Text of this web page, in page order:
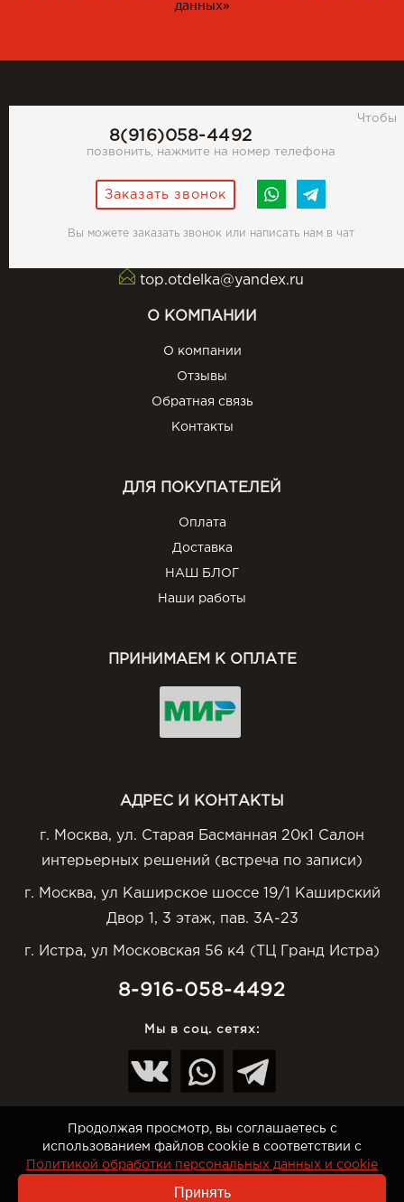
данных»
8(916)058-4492
Чтобы
позвонить, нажмите на номер телефона
Заказать звонок
Вы можете заказать звонок или написать нам в чат
top.otdelka@yandex.ru
О КОМПАНИИ
О компании
Отзывы
Обратная связь
Контакты
ДЛЯ ПОКУПАТЕЛЕЙ
Оплата
Доставка
НАШ БЛОГ
Наши работы
ПРИНИМАЕМ К ОПЛАТЕ
АДРЕС И КОНТАКТЫ
г. Москва, ул. Старая Басманная 20к1 Салон
интерьерных решений (встреча по записи)
г. Москва, ул Каширское шоссе 19/1 Каширский
Двор 1, 3 этаж, пав. 3А-23
г. Истра, ул Московская 56 к4 (ТЦ Гранд Истра)
8-916-058-4492
Мы в соц. сетях:
© Интернет-магазин Top-Otdelka.ru
Продолжая просмотр, вы соглашаетесь с
использованием файлов cookie в соответствии с
Политикой обработки персональных данных и cookie
Принять